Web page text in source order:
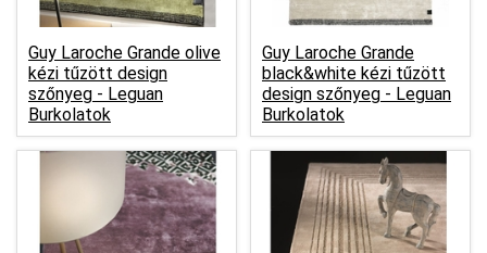
Guy Laroche Grande olive
kézi tűzött design
szőnyeg - Leguan
Burkolatok
Guy Laroche Grande
black&white kézi tűzött
design szőnyeg - Leguan
Burkolatok